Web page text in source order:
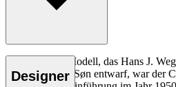
Das allererste Modell, das Hans J.
Carl Hansen & Søn entwarf, war der
Designer